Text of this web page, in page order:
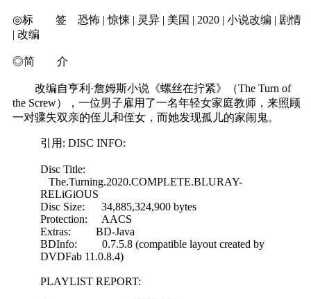
◎标 签 恐怖 | 惊悚 | 灵异 | 美国 | 2020 | 小说改编 | 剧情
| 改编
◎简 介
改编自亨利·詹姆斯小说《螺丝在拧紧》（The Turn of
the Screw），一位男子雇用了一名年轻女家庭教师，来照顾
一对骤失双亲的侄儿和侄女，而她发现孤儿的家闹鬼。
引用: DISC INFO:
Disc Title:
The.Turning.2020.COMPLETE.BLURAY-
RELiGiOUS
Disc Size: 34,885,324,900 bytes
Protection: AACS
Extras: BD-Java
BDInfo: 0.7.5.8 (compatible layout created by
DVDFab 11.0.8.4)
PLAYLIST REPORT: